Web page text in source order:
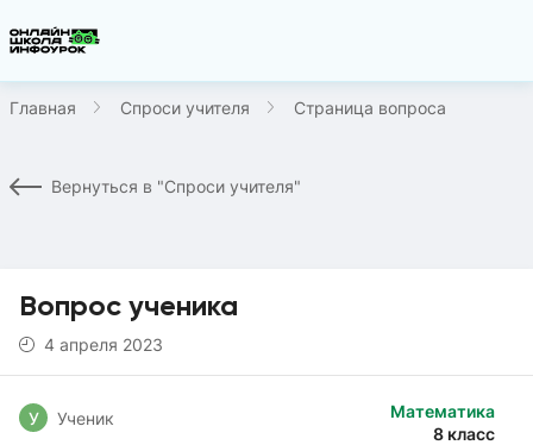
Главная Спроси учителя Страница вопроса
Вернуться в "Спроси учителя"
Вопрос ученика
4 апреля 2023
Математика
8 класс
У Ученик